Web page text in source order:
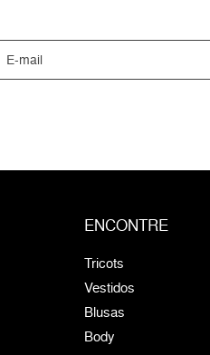
ENCONTRE
Tricots
Vestidos
Blusas
Body